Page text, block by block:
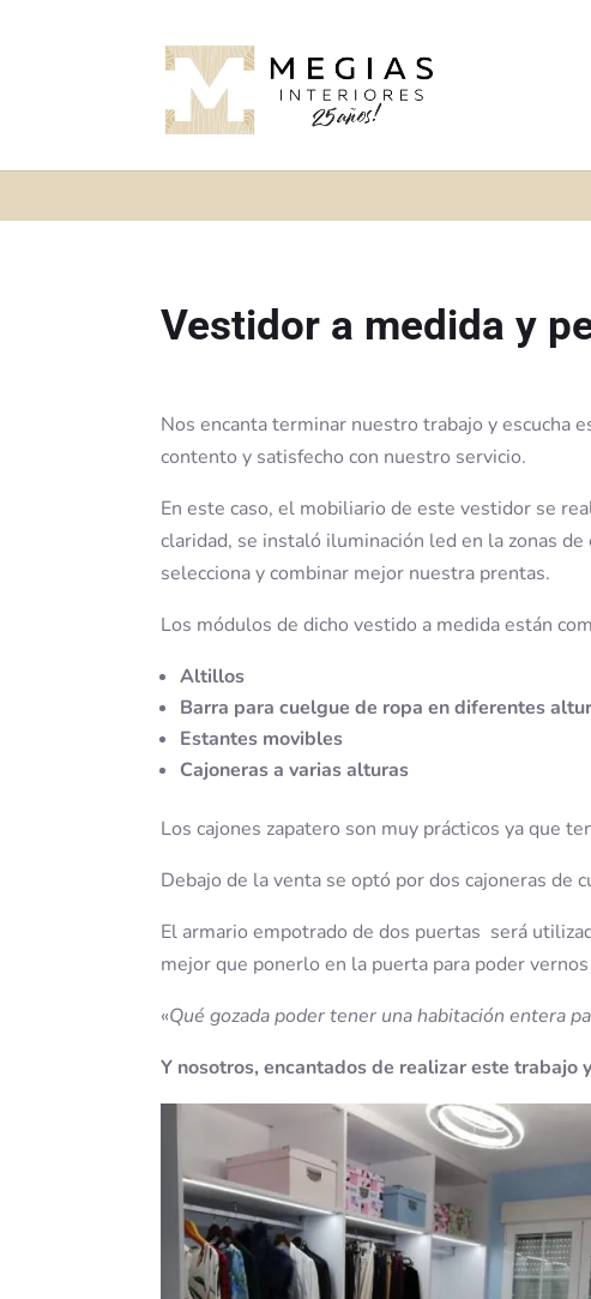
Vestidor a medida y
Nos encanta terminar nuestro trabajo y escucha
contento y satisfecho con nuestro servicio.
En este caso, el mobiliario de este vestidor se
claridad, se instaló iluminación led en la zonas
selecciona y combinar mejor nuestra prentas.
Los módulos de dicho vestido a medida están
Altillos
Barra para cuelgue de ropa en diferentes
Estantes movibles
Cajoneras a varias alturas
Los cajones zapatero son muy prácticos ya que
Debajo de la venta se optó por dos cajoneras de
El armario empotrado de dos puertas será
mejor que ponerlo en la puerta para poder
«Qué gozada poder tener una habitación entera
Y nosotros, encantados de realizar este